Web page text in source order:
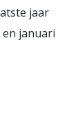
jaar
januari